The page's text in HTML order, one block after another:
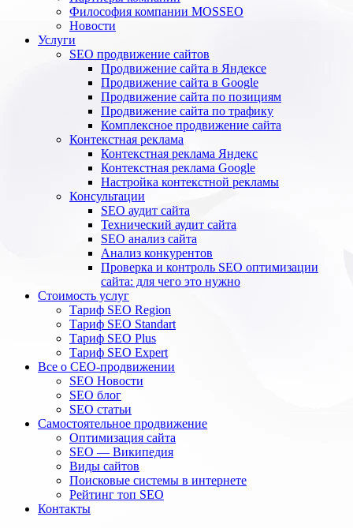
Философия компании MOSSEO
Новости
Услуги
SEO продвижение сайтов
Продвижение сайта в Яндексе
Продвижение сайта в Google
Продвижение сайта по позициям
Продвижение сайта по трафику
Комплексное продвижение сайта
Контекстная реклама
Контекстная реклама Яндекс
Контекстная реклама Google
Настройка контекстной рекламы
Консультации
SEO аудит сайта
Технический аудит сайта
SEO анализ сайта
Анализ конкурентов
Проверка и контроль SEO оптимизации
сайта: для чего это нужно
Стоимость услуг
Тариф SEO Region
Тариф SEO Standart
Тариф SEO Plus
Тариф SEO Expert
Все о СЕО-продвижении
SEO Новости
SEO блог
SEO статьи
Самостоятельное продвижение
Оптимизация сайта
SEO — Википедия
Виды сайтов
Поисковые системы в интернете
Рейтинг топ SEO
Контакты